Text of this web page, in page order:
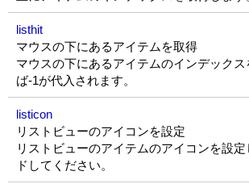
listhit
マウスの下にあるアイテムを取得
マウスの下にあるアイテムのインデック
ば-1が代入されます。
listicon
リストビューのアイコンを設定
リストビューのアイテムのアイコンを設
ドしてください。